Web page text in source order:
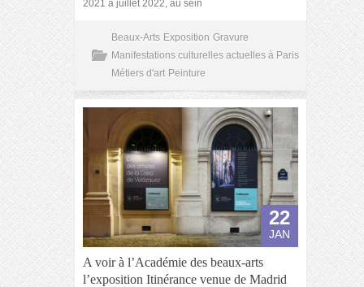
2021 à juillet 2022, au sein
Beaux-Arts Exposition Gravure
Manifestations culturelles actuelles à Paris
Métiers d'art Peinture
22
JAN
A voir à l’Académie des beaux-arts
l’exposition Itinérance venue de Madrid